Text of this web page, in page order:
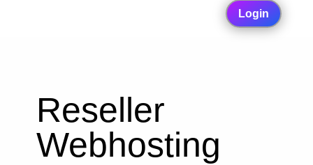
Login
Reseller
Webhosting